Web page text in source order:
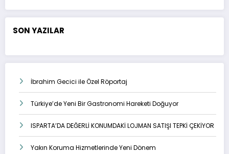
SON YAZILAR
İbrahim Gecici ile Özel Röportaj
Türkiye’de Yeni Bir Gastronomi Hareketi Doğuyor
ISPARTA’DA DEĞERLİ KONUMDAKİ LOJMAN SATIŞI TEPKİ ÇEKİYOR
Yakın Koruma Hizmetlerinde Yeni Dönem